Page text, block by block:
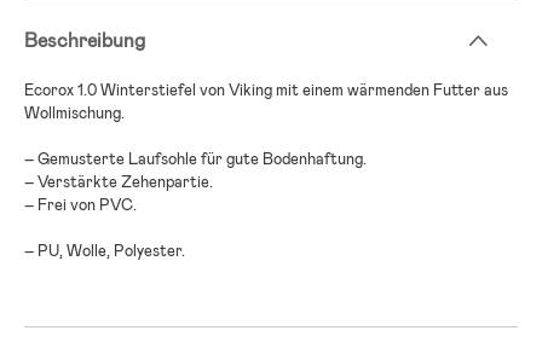
Beschreibung
Ecorox 1.0 Winterstiefel von Viking mit einem wärmenden Futter aus
Wollmischung.
– Gemusterte Laufsohle für gute Bodenhaftung.
– Verstärkte Zehenpartie.
– Frei von PVC.
– PU, Wolle, Polyester.